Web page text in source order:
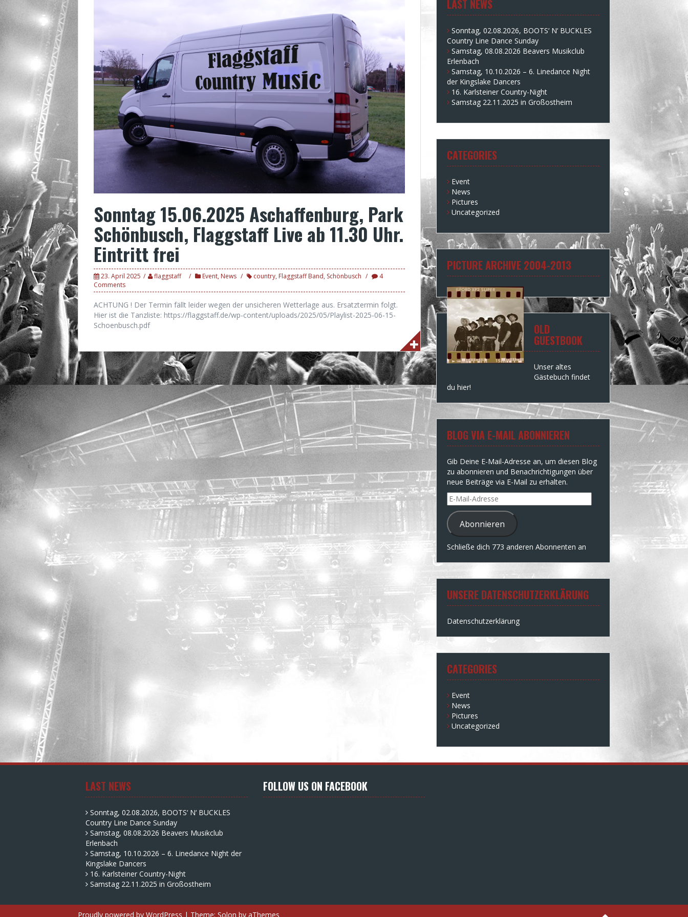
Sonntag 15.06.2025 Aschaffenburg, Park
Schönbusch, Flaggstaff Live ab 11.30 Uhr.
Eintritt frei
23. April 2025 flaggstaff Event, News country, Flaggstaff Band, Schönbusch
4
Comments
ACHTUNG ! Der Termin fällt leider wegen der unsicheren Wetterlage aus. Ersatztermin folgt.
Hier ist die Tanzliste: https://flaggstaff.de/wp-content/uploads/2025/05/Playlist-2025-06-15-
Schoenbusch.pdf
LAST NEWS
Sonntag, 02.08.2026, BOOTS‘ N‘ BUCKLES
Country Line Dance Sunday
Samstag, 08.08.2026 Beavers Musikclub
Erlenbach
Samstag, 10.10.2026 – 6. Linedance Night
der Kingslake Dancers
16. Karlsteiner Country-Night
Samstag 22.11.2025 in Großostheim
CATEGORIES
Event
News
Pictures
Uncategorized
PICTURE ARCHIVE 2004-2013
OLD
GUESTBOOK
Unser altes
Gästebuch findet
du hier!
BLOG VIA E-MAIL ABONNIEREN
Gib Deine E-Mail-Adresse an, um diesen Blog
zu abonnieren und Benachrichtigungen über
neue Beiträge via E-Mail zu erhalten.
E-
Mail-
Adresse
Abonnieren
Schließe dich 773 anderen Abonnenten an
UNSERE DATENSCHUTZERKLÄRUNG
Datenschutzerklärung
CATEGORIES
Event
News
Pictures
Uncategorized
LAST NEWS
Sonntag, 02.08.2026, BOOTS‘ N‘ BUCKLES
Country Line Dance Sunday
Samstag, 08.08.2026 Beavers Musikclub
Erlenbach
Samstag, 10.10.2026 – 6. Linedance Night der
Kingslake Dancers
16. Karlsteiner Country-Night
Samstag 22.11.2025 in Großostheim
FOLLOW US ON FACEBOOK
Proudly powered by WordPress | Theme: Solon by aThemes